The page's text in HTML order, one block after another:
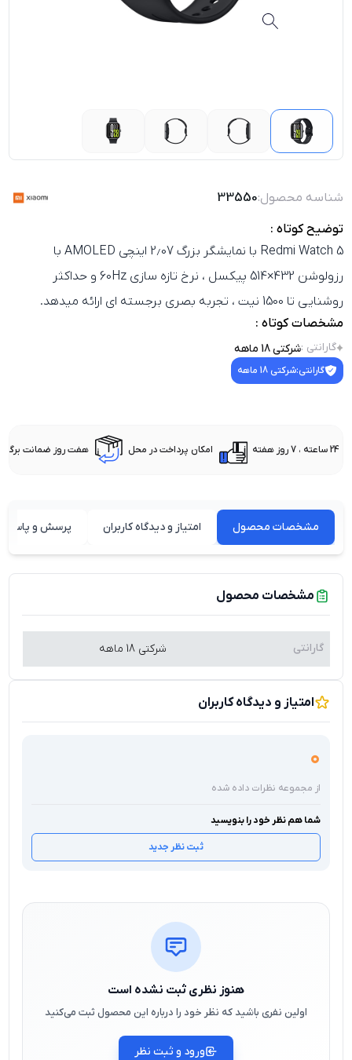
شناسه محصول:33550
توضیح کوتاه :
Redmi Watch 5 با نمایشگر بزرگ 2٫07 اینچی AMOLED با
رزولوشن 432×514 پیکسل ، نرخ تازه‌ سازی 60Hz و حداکثر
روشنایی تا 1500 نیت ، تجربه بصری برجسته‌ ای ارائه میدهد.
مشخصات کوتاه :
گارانتی :شرکتی 18 ماهه
گارانتی:شرکتی 18 ماهه
24 ساعته ، 7 روز هفته امکان پرداخت در محل هفت روز ضمانت
مشخصات محصول امتیاز و دیدگاه کاربران پرسش و پاسخ
مشخصات محصول
گارانتی شرکتی 18 ماهه
امتیاز و دیدگاه کاربران
0
از مجموعه نظرات داده شده
شما هم نظر خود را بنویسید
ثبت نظر جدید
هنوز نظری ثبت نشده است
اولین نفری باشید که نظر خود را درباره این محصول ثبت می‌کنید
ورود و ثبت نظر